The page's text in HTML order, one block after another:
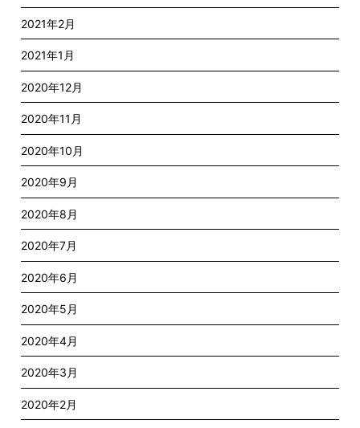
2021年2月
2021年1月
2020年12月
2020年11月
2020年10月
2020年9月
2020年8月
2020年7月
2020年6月
2020年5月
2020年4月
2020年3月
2020年2月